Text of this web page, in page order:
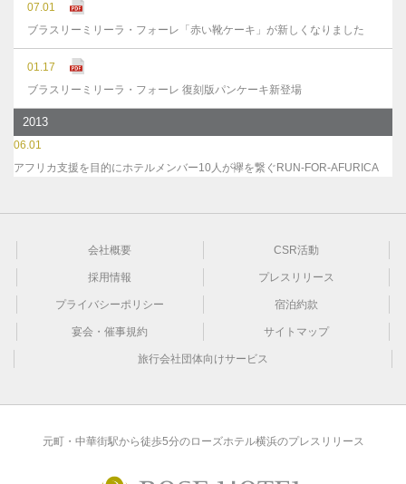
07.01
ブラスリーミリーラ・フォーレ「赤い靴ケーキ」が新しくなりました
01.17
ブラスリーミリーラ・フォーレ 復刻版パンケーキ新登場
2013
06.01
アフリカ支援を目的にホテルメンバー10人が襷を繋ぐRUN-FOR-AFURICA
会社概要 CSR活動
採用情報 プレスリリース
プライバシーポリシー 宿泊約款
宴会・催事規約 サイトマップ
旅行会社団体向けサービス
元町・中華街駅から徒歩5分のローズホテル横浜のプレスリリース